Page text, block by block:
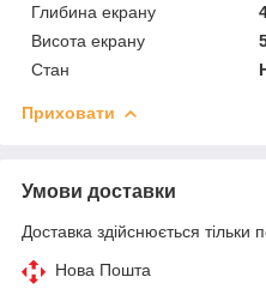
Глибина екрану
Висота екрану
Стан
Приховати
Умови доставки
Доставка здійснюється тільки
Нова Пошта